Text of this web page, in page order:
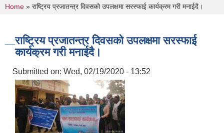
You are here
Home » राष्ट्रिय प्रजातन्त्र दिवसको उपलक्षमा सरस्फाई कार्यक्रम गरी मनाईदै।
राष्ट्रिय प्रजातन्त्र दिवसको उपलक्षमा सरस्फाई
कार्यक्रम गरी मनाईदै।
Submitted on: Wed, 02/19/2020 - 13:52